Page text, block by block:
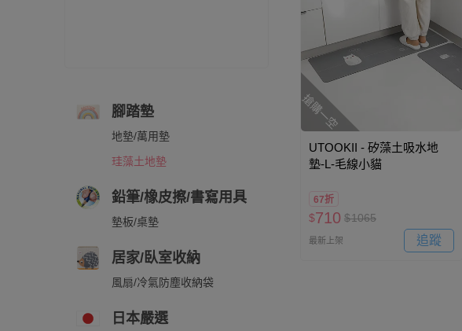
腳踏墊
地墊/萬用墊
珪藻土地墊
鉛筆/橡皮擦/書寫用具
墊板/桌墊
居家/臥室收納
風扇/冷氣防塵收納袋
日本嚴選
搶購一空
UTOOKII - 矽藻土吸水地
墊-L-毛線小貓
67折
$710 $1065
最新上架 追蹤